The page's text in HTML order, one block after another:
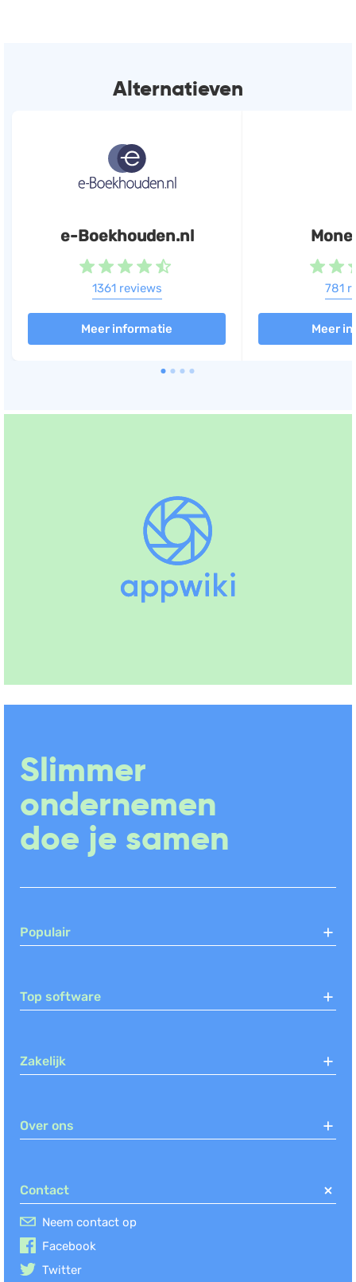
Alternatieven
e-Boekhouden.nl
1361 reviews
Meer informatie
781
Meer
Slimmer
ondernemen
doe je samen
Populair
Top software
Zakelijk
Over ons
Contact
Neem contact op
Facebook
Twitter